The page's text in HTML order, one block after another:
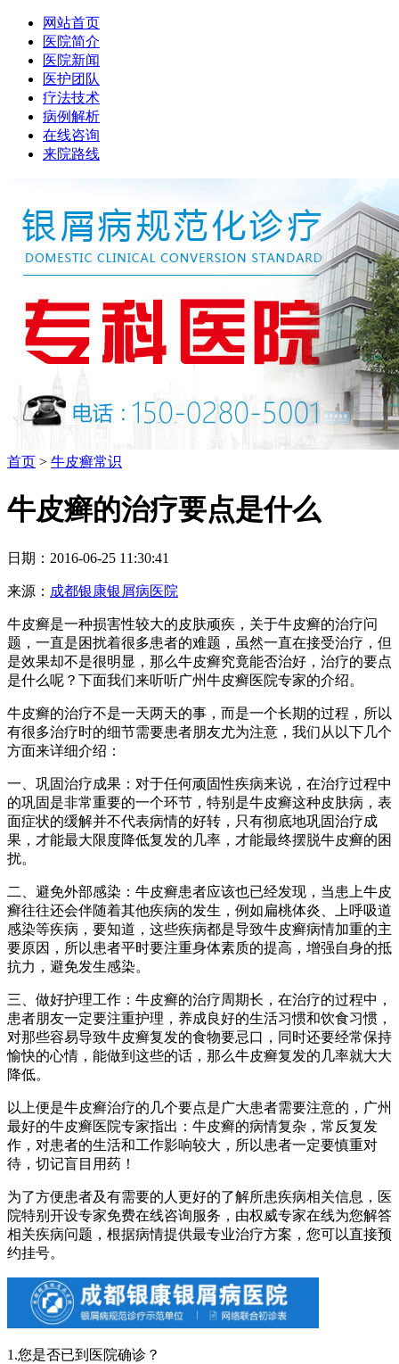
网站首页
医院简介
医院新闻
医护团队
疗法技术
病例解析
在线咨询
来院路线
首页 > 牛皮癣常识
牛皮癣的治疗要点是什么
日期：2016-06-25 11:30:41
来源： 成都银康银屑病医院
牛皮癣是一种损害性较大的皮肤顽疾，关于牛皮癣的治疗问
题，一直是困扰着很多患者的难题，虽然一直在接受治疗，但
是效果却不是很明显，那么牛皮癣究竟能否治好，治疗的要点
是什么呢？下面我们来听听广州牛皮癣医院专家的介绍。
牛皮癣的治疗不是一天两天的事，而是一个长期的过程，所以
有很多治疗时的细节需要患者朋友尤为注意，我们从以下几个
方面来详细介绍：
一、巩固治疗成果：对于任何顽固性疾病来说，在治疗过程中
的巩固是非常重要的一个环节，特别是牛皮癣这种皮肤病，表
面症状的缓解并不代表病情的好转，只有彻底地巩固治疗成
果，才能最大限度降低复发的几率，才能最终摆脱牛皮癣的困
扰。
二、避免外部感染：牛皮癣患者应该也已经发现，当患上牛皮
癣往往还会伴随着其他疾病的发生，例如扁桃体炎、上呼吸道
感染等疾病，要知道，这些疾病都是导致牛皮癣病情加重的主
要原因，所以患者平时要注重身体素质的提高，增强自身的抵
抗力，避免发生感染。
三、做好护理工作：牛皮癣的治疗周期长，在治疗的过程中，
患者朋友一定要注重护理，养成良好的生活习惯和饮食习惯，
对那些容易导致牛皮癣复发的食物要忌口，同时还要经常保持
愉快的心情，能做到这些的话，那么牛皮癣复发的几率就大大
降低。
以上便是牛皮癣治疗的几个要点是广大患者需要注意的，广州
最好的牛皮癣医院专家指出：牛皮癣的病情复杂，常反复发
作，对患者的生活和工作影响较大，所以患者一定要慎重对
待，切记盲目用药！
为了方便患者及有需要的人更好的了解所患疾病相关信息，医
院特别开设专家免费在线咨询服务，由权威专家在线为您解答
相关疾病问题，根据病情提供最专业治疗方案，您可以直接预
约挂号。
1.您是否已到医院确诊？